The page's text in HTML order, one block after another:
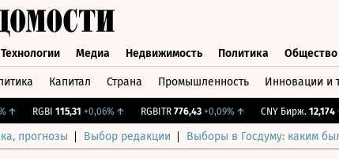
Технологии Медиа Недвижимость Политика Общество
Капитал Страна Промышленность Инновации и
↑ RGBI 115,31 +0,06%↑ RGBITR 776,43 +0,09%↑ CNY Бирж. 12,174
прогнозы Выбор редакции Выборы в Госдуму: каким